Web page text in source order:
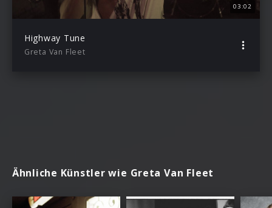
03:02
Highway Tune
Greta Van Fleet
Ähnliche Künstler wie Greta Van Fleet